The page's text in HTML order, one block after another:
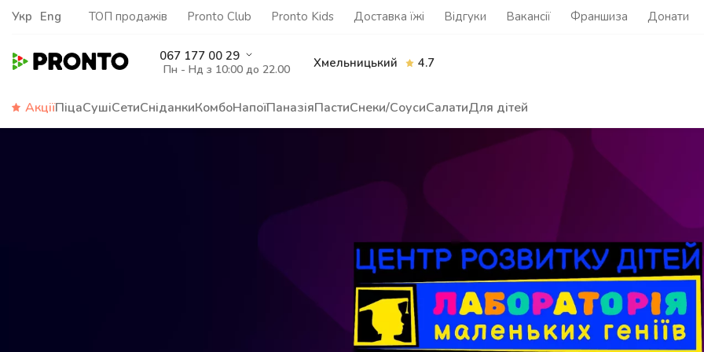
Укр Eng ТОП продажів Pronto Club Pronto Kids Доставка їжі Відгуки Вакансії Франшиза Донати
067 177 00 29
Пн - Нд з 10:00 до 22.00 Хмельницький 4.7
АкціїПіцаСушіСетиСніданкиКомбоНапоїПаназіяПастиСнеки/СоусиСалатиДля дітей